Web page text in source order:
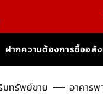
ฝากความต้องการซื้ออสั
มทรัพย์ขาย อาคาร